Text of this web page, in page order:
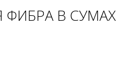
В СУМАХ